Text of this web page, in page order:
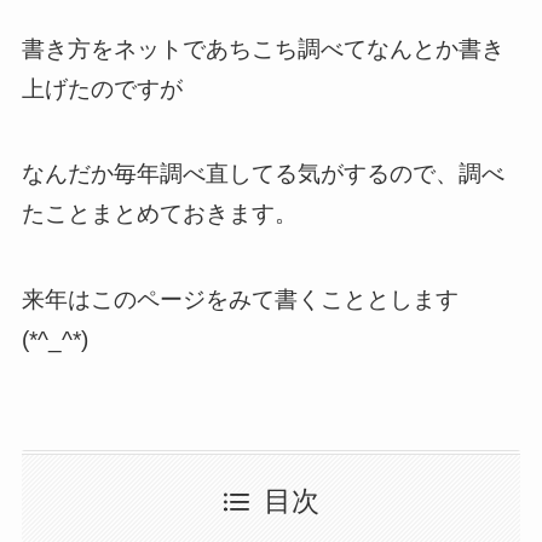
書き方をネットであちこち調べてなんとか書き
上げたのですが
なんだか毎年調べ直してる気がするので、調べ
たことまとめておきます。
来年はこのページをみて書くこととします
(*^_^*)
目次